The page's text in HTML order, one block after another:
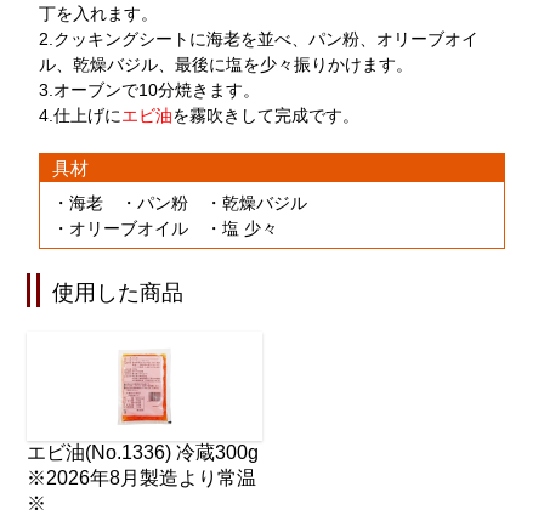
丁を入れます。
2.クッキングシートに海老を並べ、パン粉、オリーブオイ
ル、乾燥バジル、最後に塩を少々振りかけます。
3.オーブンで10分焼きます。
4.仕上げにエビ油を霧吹きして完成です。
具材
・海老 ・パン粉 ・乾燥バジル
・オリーブオイル ・塩 少々
使用した商品
エビ油(No.1336) 冷蔵300g
※2026年8月製造より常温
※